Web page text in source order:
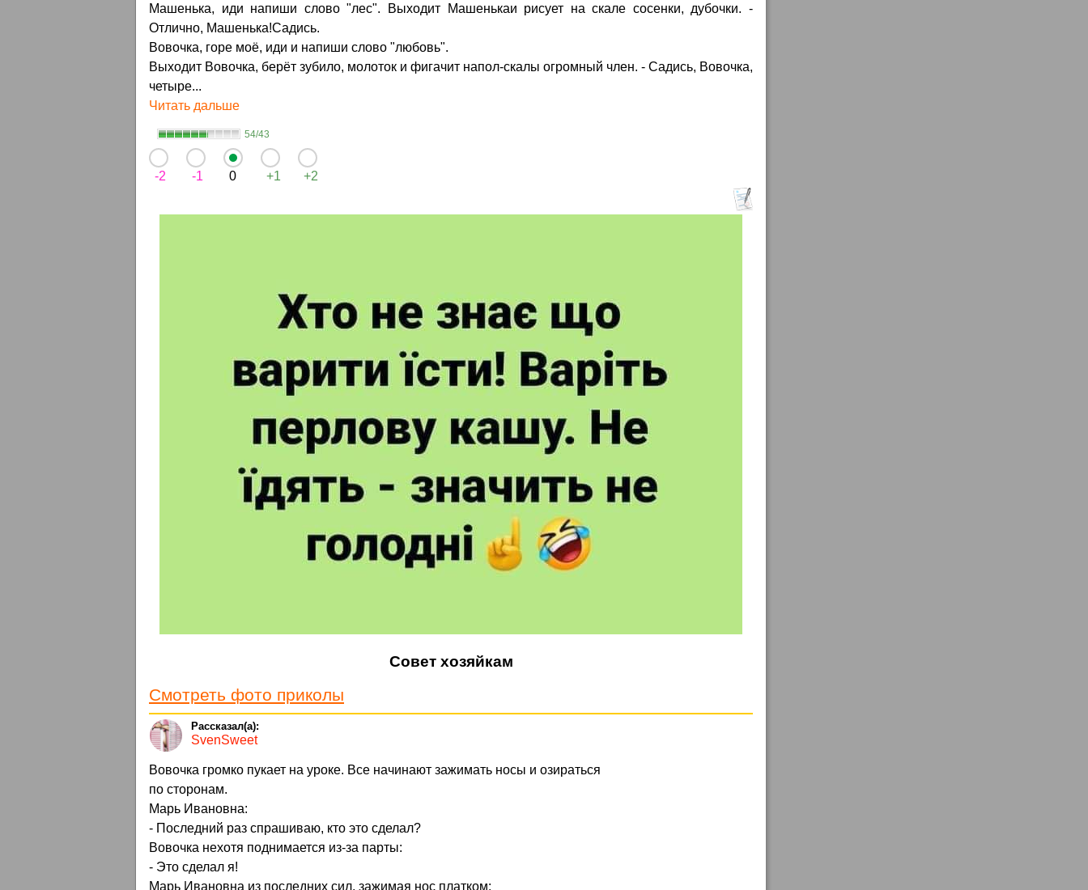
Машенька, иди напиши слово "лес". Выходит Машенькаи рисует на скале сосенки, дубочки. -
Отлично, Машенька!Садись.
Вовочка, горе моё, иди и напиши слово "любовь".
Выходит Вовочка, берёт зубило, молоток и фигачит напол-скалы огромный член. - Садись, Вовочка,
четыре...
Читать дальше
54/43
-2 -1 0 +1 +2
Совет хозяйкам
Смотреть фото приколы
SvenSweet
Вовочка громко пукает на уроке. Все начинают зажимать носы и озираться
по сторонам.
Марь Ивановна:
- Последний раз спрашиваю, кто это сделал?
Вовочка нехотя поднимается из-за парты:
- Это сделал я!
Марь Ивановна из последних сил, зажимая нос платком: